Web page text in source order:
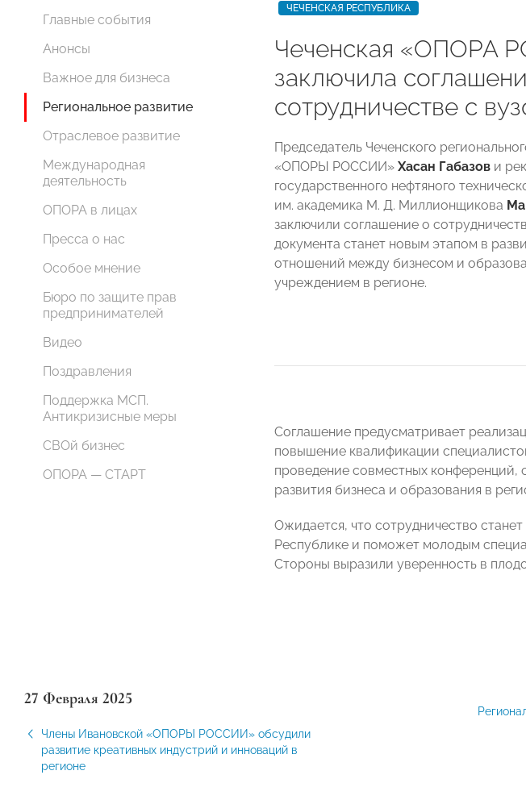
Главные события
Анонсы
Важное для бизнеса
Региональное развитие
Отраслевое развитие
Международная
деятельность
ОПОРА в лицах
Пресса о нас
Особое мнение
Бюро по защите прав
предпринимателей
Видео
Поздравления
Поддержка МСП.
Антикризисные меры
СВОй бизнес
ОПОРА — СТАРТ
ЧЕЧЕНСКАЯ РЕСПУБЛИКА
Чеченская «ОПОРА
заключила
сотрудничестве с
Председатель Чеченского
«ОПОРЫ РОССИИ» Хасан Габазов и
государственного нефтяного
им. академика М. Д. Миллионщикова
заключили соглашение о
документа станет новым этапом в
отношений между бизнесом и
учреждением в регионе.
Соглашение предусматривает
повышение квалификации
проведение совместных конференций,
развития бизнеса и образования в
Ожидается, что сотрудничество
Республике и поможет молодым
Стороны выразили уверенность в
27 Февраля 2025
Члены Ивановской «ОПОРЫ РОССИИ» обсудили
развитие креативных индустрий и инноваций в
регионе